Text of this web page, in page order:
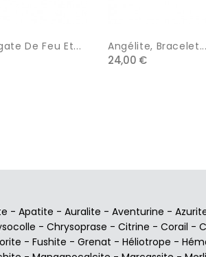
De Feu Et... Angélite, Bracelet...
24,00 €
- Apatite - Auralite - Aventurine -
- Chrysoprase - Citrine - Corail -
- Fushite - Grenat - Héliotrope -